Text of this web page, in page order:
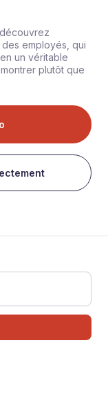
employés, qui
un véritable
plutôt que